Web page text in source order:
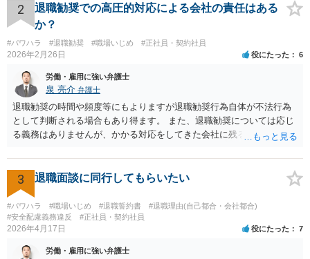
ょう。ただ、その内容が注意指導に必要な程度を超えた「ハラスメン
ト」になっていれば、訴えることができます（不法行為に基づく損害
賠償請求訴訟）。ただし、賠償額は極めて低額でしょう。以前の解雇
の際弁護士に依頼しているのであれば、証拠収集などについてその先
生に早めに相談しておくことをお勧めします。 質問３、退職を合意と
する金銭解決を再度持ちかける事は有効ですが？ 回答 有効ではない
でしょう。一般に、会社はあなたに「自主退職」してほしいと考えて
嫌がらせをしています。ですので、「会社があなたにお金を払う」の
は抵抗するでしょう。あるいは極めて低額な解決金での退職となるで
しょう。また、自分から金銭解決を持ちかけるのは弱みを見せること
なので作戦的にもお勧めしません。「自分は絶対に辞めない！」とい
う態度を見せて、会社から金銭解決（退職勧奨による自主退職）を持
ち掛けさせるのがベストです。あらゆる交渉ごとに共通するセオリー
ですが、自分から持ち掛ければこちらの立場が弱くなり、相手から持
ち掛けさせればこちらの立場が強くなるのです。 補足 私のお勧め
は、個人で加入できる労働組合（ユニオンとか合同労組と呼ばれる労
働組合）に加入して団体交渉することです。本当は復職時に加入して
交渉できた）。ですが今からでも遅くありません。労働組合に入って
2
退職勧奨での高圧的対応による会社の責任はある
か？
#パワハラ #退職勧奨 #職場いじめ #正社員・契約社員
2026年2月26日 役にたった 6
労働・雇用に強い弁護士
泉 亮介 弁護士
退職勧奨の時間や頻度等にもよりますが退職勧奨行為自体が不法行為
として判断される場合もあり得ます。 また、退職勧奨については応じ
る義務はありませんが、かかる対応をしてきた会社に残るということ
奨に応じる代わりに金銭的な交渉をし、お金を払ってもらって会社を
辞めるということがよく行われるかと思われますので、そうした対応
も選択肢に入れても良いでしょう。 その場合、ご自身で会社と対応し
ていくことは難しいと思われますので弁護士への依頼を前提とするこ
ととなるかと思われます。
3 退職面談に同行してもらいたい
#パワハラ #職場いじめ #退職誓約書
#退職理由(自己都合・会社都合)
#安全配慮義務違反
#正社員・契約社員
2026年4月17日 役にたった 7
労働・雇用に強い弁護士